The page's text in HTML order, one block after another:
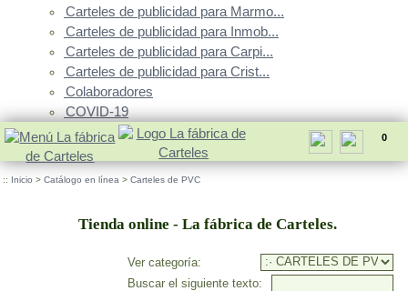
Carteles de publicidad para Marmo...
Carteles de publicidad para Inmob...
Carteles de publicidad para Carpi...
Carteles de publicidad para Crist...
Colaboradores
COVID-19
0
:: Inicio > Catálogo en línea > Carteles de PVC
Tienda online - La fábrica de Carteles.
Ver categoría:
Buscar el siguiente texto: